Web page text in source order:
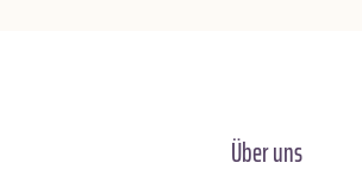
Über uns